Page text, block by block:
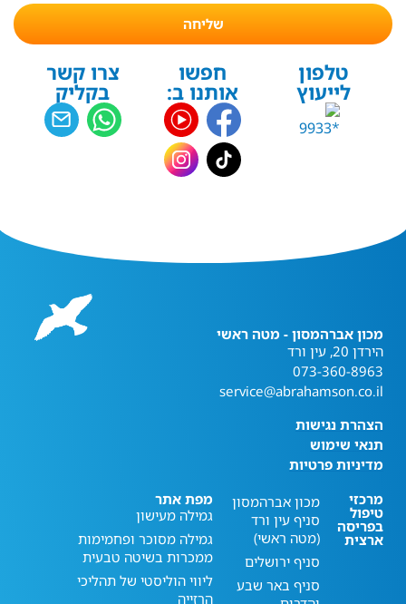
שליחה
טלפון
לייעוץ
חפשו
אותנו ב:
צרו קשר
בקליק
מכון אברהמסון - מטה ראשי
הירדן 20, עין ורד
073-360-8963
service@abrahamson.co.il
הצהרת נגישות
תנאי שימוש
מדיניות פרטיות
מרכזי
טיפול
בפריסה
ארצית
מכון אברהמסון
סניף עין ורד
(מטה ראשי)
סניף ירושלים
סניף באר שבע
מפת אתר
גמילה מעישון
גמילה מסוכר ופחמימות
ממכרות בשיטה טבעית
ליווי הוליסטי של תהליכי
הרזייה